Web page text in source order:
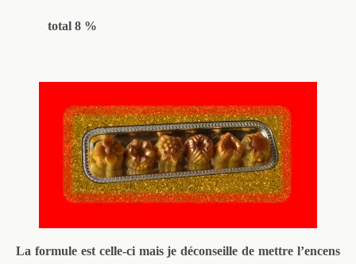
total 8 %
La formule est celle-ci mais je déconseille de mettre l’encens